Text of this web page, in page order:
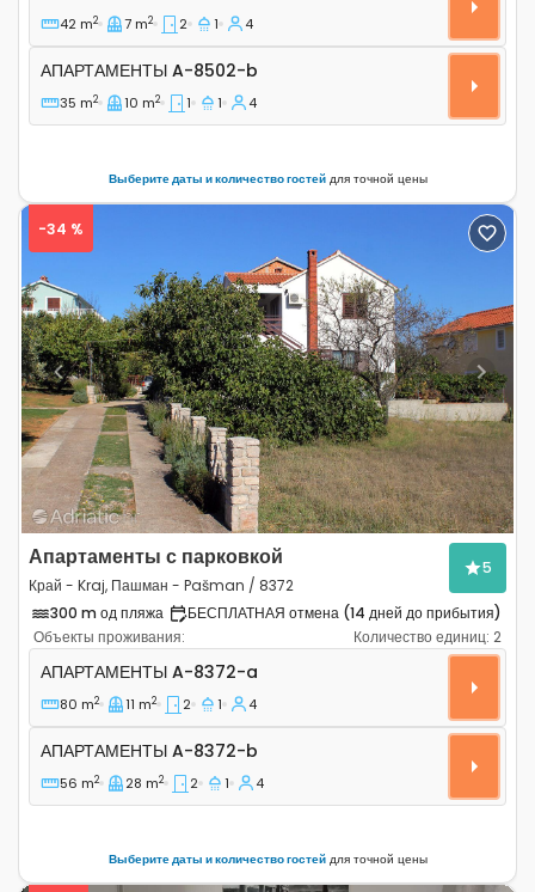
42 m2 7 m2 2 1 4
Апартаменты A-8502-b
АПАРТАМЕНТЫ A-8502-b
35 m2 10 m2 1 1 4
Выберите даты и количество гостейдля точной цены
Previous Next
-34 %
Апартаменты с парковкой
Край - Kraj, Пашман - Pašman / 8372
5
300 m од пляжа
БЕСПЛАТНАЯ отмена (14 дней до прибытия)
Объекты проживания:
Количество единиц: 2
Двухкомнатные апартаменты Край - Kraj, Пашман -
АПАРТАМЕНТЫ A-8372-a
80 m2 11 m2 2 1 4
Апартаменты A-8372-b
АПАРТАМЕНТЫ A-8372-b
56 m2 28 m2 2 1 4
Выберите даты и количество гостейдля точной цены